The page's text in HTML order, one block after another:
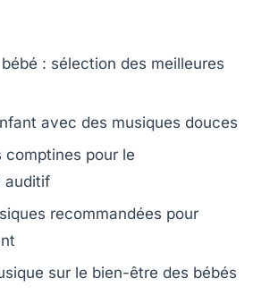
: sélection des meilleures
avec des musiques douces
comptines pour le
auditif
recommandées pour
sur le bien-être des bébés